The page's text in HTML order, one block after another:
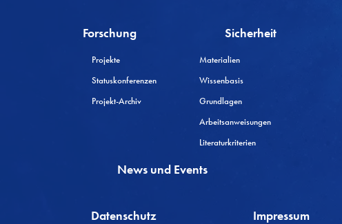
Forschung
Projekte
Statuskonferenzen
Projekt-Archiv
Sicherheit
Materialien
Wissenbasis
Grundlagen
Arbeitsanweisungen
Literaturkriterien
News und Events
Datenschutz Impressum